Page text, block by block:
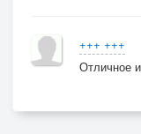
+++ +++
Отличное